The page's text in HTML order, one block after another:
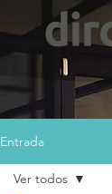
Entrada
Ver todos